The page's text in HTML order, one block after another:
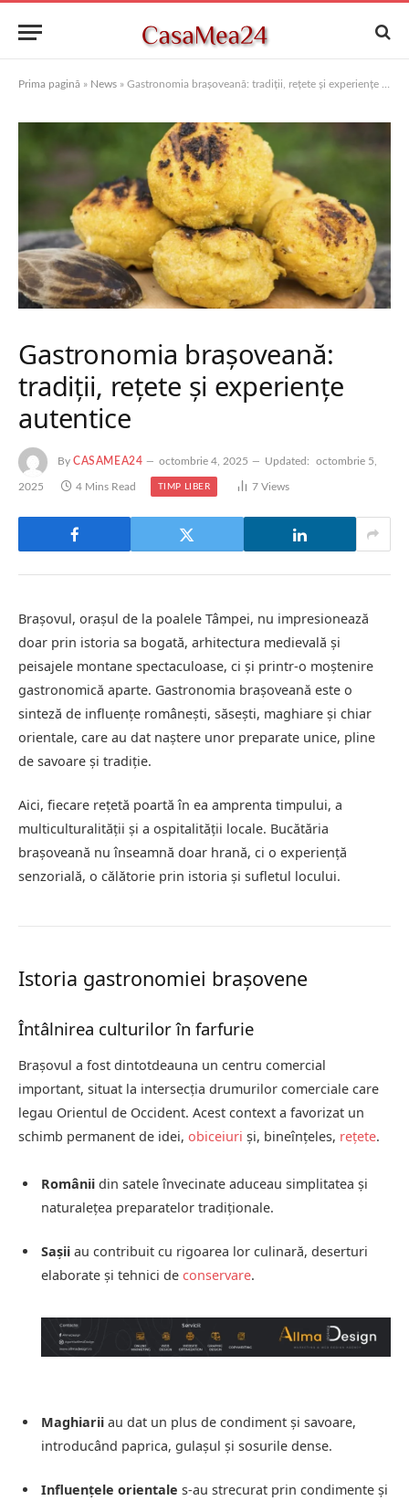
Prima pagină » News » Gastronomia brașoveană: tradiții, rețete și experiențe autentice
Gastronomia brașoveană:
tradiții, rețete și experiențe
autentice
By CASAMEA24 octombrie 4, 2025 Updated: octombrie 5,
2025 4 Mins Read TIMP LIBER 7 Views
Brașovul, orașul de la poalele Tâmpei, nu impresionează
doar prin istoria sa bogată, arhitectura medievală și
peisajele montane spectaculoase, ci și printr-o moștenire
gastronomică aparte. Gastronomia brașoveană este o
sinteză de influențe românești, săsești, maghiare și chiar
orientale, care au dat naștere unor preparate unice, pline
de savoare și tradiție.
Aici, fiecare rețetă poartă în ea amprenta timpului, a
multiculturalității și a ospitalității locale. Bucătăria
brașoveană nu înseamnă doar hrană, ci o experiență
senzorială, o călătorie prin istoria și sufletul locului.
Istoria gastronomiei brașovene
Întâlnirea culturilor în farfurie
Brașovul a fost dintotdeauna un centru comercial
important, situat la intersecția drumurilor comerciale care
legau Orientul de Occident. Acest context a favorizat un
schimb permanent de idei, obiceiuri și, bineînțeles, rețete.
Românii din satele învecinate aduceau simplitatea și
naturalețea preparatelor tradiționale.
Sașii au contribuit cu rigoarea lor culinară, deserturi
elaborate și tehnici de conservare.
Maghiarii au dat un plus de condiment și savoare,
introducând paprica, gulașul și sosurile dense.
Influențele orientale s-au strecurat prin condimente și